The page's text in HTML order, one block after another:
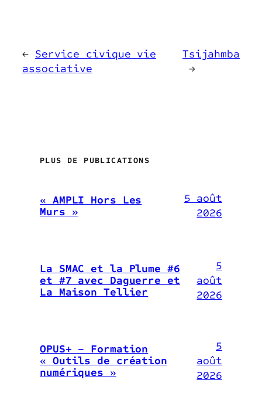
← Service civique vie
associative
Tsijahmba
→
PLUS DE PUBLICATIONS
« AMPLI Hors Les
Murs »
5 août
2026
La SMAC et la Plume #6
et #7 avec Daguerre et
La Maison Tellier
5
août
2026
OPUS+ – Formation
« Outils de création
numériques »
5
août
2026